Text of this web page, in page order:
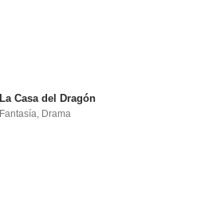
La Casa del Dragón
Fantasía, Drama